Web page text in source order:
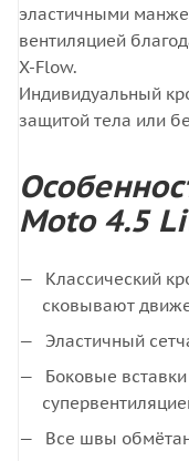
эластичными
вентиляцией
X-Flow.
Индивидуальный
защитой тела или
Moto 4.5
Классический
сковывают
Эластичный
Боковые
Все швы